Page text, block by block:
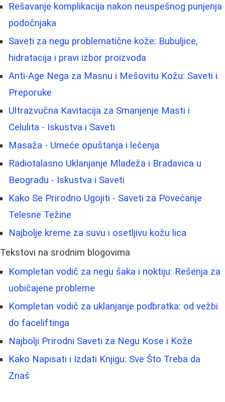
Rešavanje komplikacija nakon neuspešnog punjenja
podočnjaka
Saveti za negu problematične kože: Bubuljice,
hidratacija i pravi izbor proizvoda
Anti-Age Nega za Masnu i Mešovitu Kožu: Saveti i
Preporuke
Ultrazvučna Kavitacija za Smanjenje Masti i
Celulita - Iskustva i Saveti
Masaža - Umeće opuštanja i lečenja
Radiotalasno Uklanjanje Mladeža i Bradavica u
Beogradu - Iskustva i Saveti
Kako Se Prirodno Ugojiti - Saveti za Povećanje
Telesne Težine
Najbolje kreme za suvu i osetljivu kožu lica
Tekstovi na srodnim blogovima
Kompletan vodič za negu šaka i noktiju: Rešenja za
uobičajene probleme
Kompletan vodič za uklanjanje podbratka: od vežbi
do faceliftinga
Najbolji Prirodni Saveti za Negu Kose i Kože
Kako Napisati i Izdati Knjigu: Sve Što Treba da
Znaš